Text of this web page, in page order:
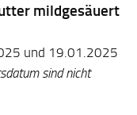
mildgesäuert
und 19.01.2025
sind nicht